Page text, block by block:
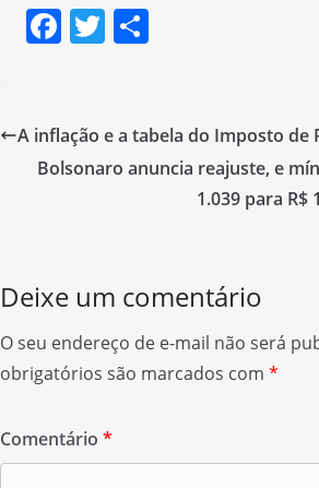
F
a
e
b
T
w
er e
A inflação e a tabela do Imposto de
Bolsonaro anuncia reajuste, e
1.039 para R$
Deixe um comentário
O seu endereço de e-mail não será
obrigatórios são marcados com *
Comentário *